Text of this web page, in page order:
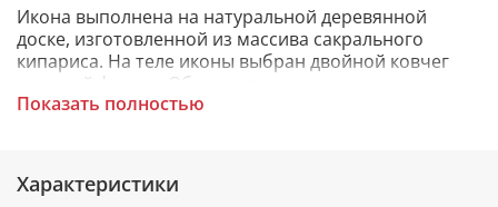
Икона выполнена на натуральной деревянной
доске, изготовленной из массива сакрального
кипариса. На теле иконы выбран двойной ковчег
арочной формы. Образ написан вручную
художниками «Мастерской РАЗДОЛЬЕ». Венец иконы
Показать полностью
Характеристики